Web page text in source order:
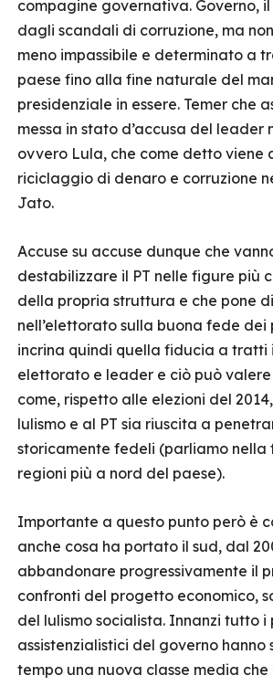
compagine governativa. Governo, il
dagli scandali di corruzione, ma
meno impassibile e determinato a
paese fino alla fine naturale del
presidenziale in essere. Temer che
messa in stato d’accusa del leader
ovvero Lula, che come detto viene
riciclaggio di denaro e corruzione
Jato.
Accuse su accuse dunque che
destabilizzare il PT nelle figure più
della propria struttura e che pone
nell’elettorato sulla buona fede dei
incrina quindi quella fiducia a tratti
elettorato e leader e ciò può
come, rispetto alle elezioni del
lulismo e al PT sia riuscita a
storicamente fedeli (parliamo nella
regioni più a nord del paese).
Importante a questo punto però è
anche cosa ha portato il sud, dal
abbandonare progressivamente il
confronti del progetto economico,
del lulismo socialista. Innanzi tutto i
assistenzialistici del governo hanno
tempo una nuova classe media